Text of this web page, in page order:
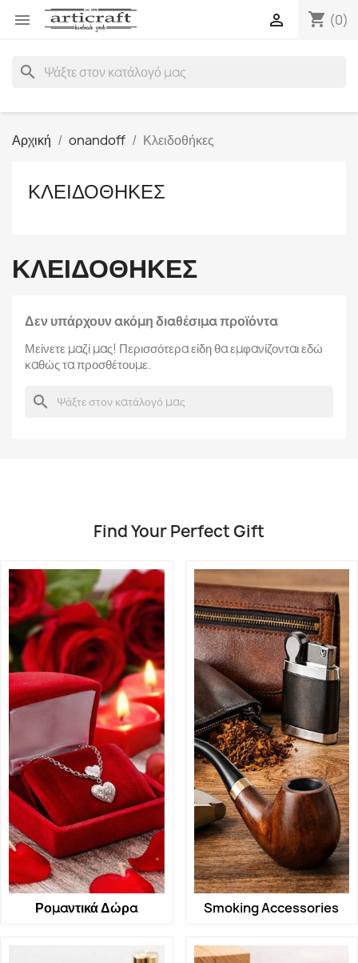
 shopping_cart (0)

search
Αρχική onandoff Κλειδοθήκες
ΚΛΕΙΔΟΘΉΚΕΣ
ΚΛΕΙΔΟΘΉΚΕΣ
Δεν υπάρχουν ακόμη διαθέσιμα προϊόντα
Μείνετε μαζί μας! Περισσότερα είδη θα εμφανίζονται εδώ
καθώς τα προσθέτουμε.
search
Find Your Perfect Gift
Ρομαντικά Δώρα Smoking Accessories